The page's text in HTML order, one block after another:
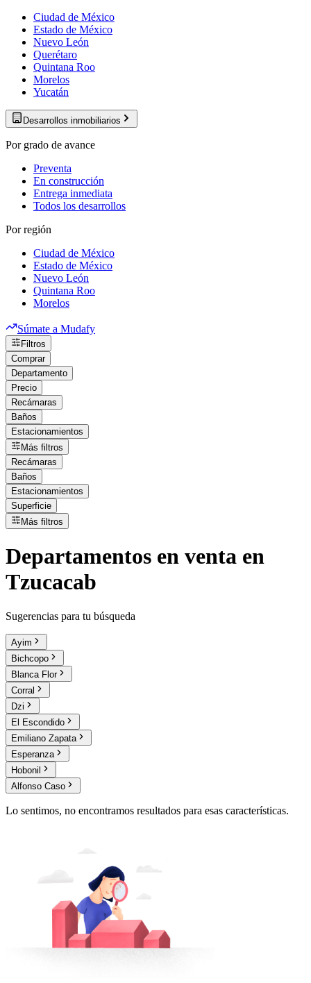
Ciudad de México
Estado de México
Nuevo León
Querétaro
Quintana Roo
Morelos
Yucatán
Desarrollos inmobiliarios
Por grado de avance
Preventa
En construcción
Entrega inmediata
Todos los desarrollos
Por región
Ciudad de México
Estado de México
Nuevo León
Quintana Roo
Morelos
Súmate a Mudafy
Filtros
Comprar
Departamento
Precio
Recámaras
Baños
Estacionamientos
Más filtros
Recámaras
Baños
Estacionamientos
Superficie
Más filtros
Departamentos en venta en
Tzucacab
Sugerencias para tu búsqueda
Ayim
Bichcopo
Blanca Flor
Corral
Dzi
El Escondido
Emiliano Zapata
Esperanza
Hobonil
Alfonso Caso
Lo sentimos, no encontramos resultados para esas características.